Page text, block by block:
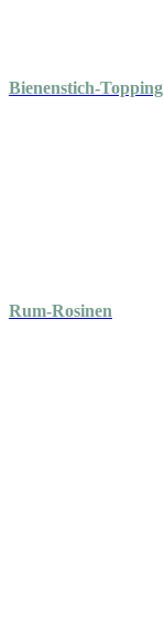
Bienenstich-Topping
Rum-Rosinen